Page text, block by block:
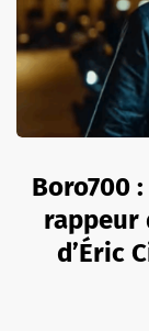
Boro700
rappeur
d’Éric